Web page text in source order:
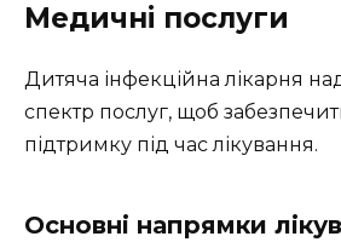
Медичні послуги
Дитяча інфекційна лікарня
спектр послуг, щоб
підтримку під час лікування.
Основні напрямки